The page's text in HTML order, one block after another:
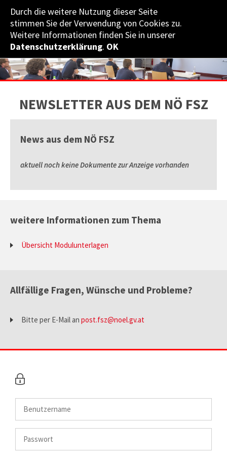
Durch die weitere Nutzung dieser Seite
stimmen Sie der Verwendung von Cookies zu.
Weitere Informationen finden Sie in unserer
Datenschutzerklärung. OK
NEWSLETTER AUS DEM NÖ FSZ
News aus dem NÖ FSZ
aktuell noch keine Dokumente zur Anzeige vorhanden
weitere Informationen zum Thema
Übersicht Modulunterlagen
Allfällige Fragen, Wünsche und Probleme?
Bitte per E-Mail an post.fsz@noel.gv.at
NÖ­ LANDES­FEUERWEHR­VERBAND